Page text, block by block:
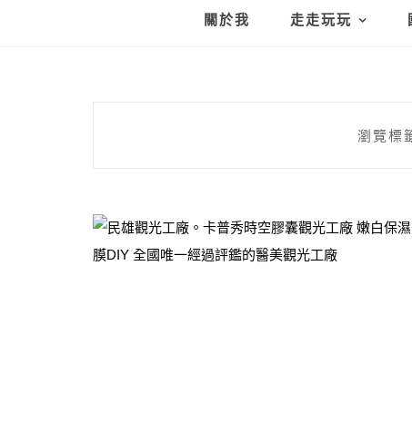
關於我 走走玩玩
瀏覽標